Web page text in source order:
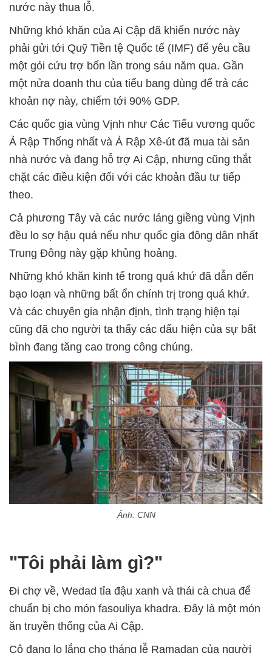
nước này thua lỗ.
Những khó khăn của Ai Cập đã khiến nước này
phải gửi tới Quỹ Tiền tệ Quốc tế (IMF) để yêu cầu
một gói cứu trợ bốn lần trong sáu năm qua. Gần
một nửa doanh thu của tiểu bang dùng để trả các
khoản nợ này, chiếm tới 90% GDP.
Các quốc gia vùng Vịnh như Các Tiểu vương quốc
Ả Rập Thống nhất và Ả Rập Xê-út đã mua tài sản
nhà nước và đang hỗ trợ Ai Cập, nhưng cũng thắt
chặt các điều kiện đối với các khoản đầu tư tiếp
theo.
Cả phương Tây và các nước láng giềng vùng Vịnh
đều lo sợ hậu quả nếu như quốc gia đông dân nhất
Trung Đông này gặp khủng hoảng.
Những khó khăn kinh tế trong quá khứ đã dẫn đến
bạo loạn và những bất ổn chính trị trong quá khứ.
Và các chuyên gia nhận định, tình trạng hiện tại
cũng đã cho người ta thấy các dấu hiện của sự bất
bình đang tăng cao trong công chúng.
Ảnh: CNN
"Tôi phải làm gì?"
Đi chợ về, Wedad tỉa đậu xanh và thái cà chua để
chuẩn bị cho món fasouliya khadra. Đây là một món
ăn truyền thống của Ai Cập.
Cô đang lo lắng cho tháng lễ Ramadan của người